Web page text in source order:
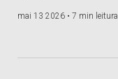
mai 13 2026 • 7 min leitura